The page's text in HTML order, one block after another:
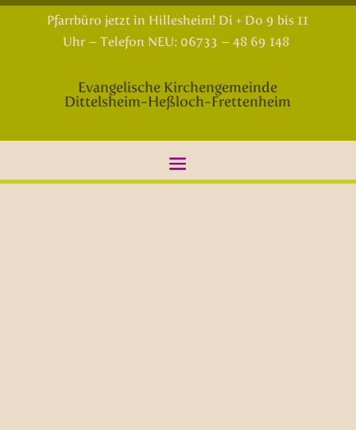
Pfarrbüro jetzt in Hillesheim! Di + Do 9 bis 11
Uhr – Telefon NEU: 06733 – 48 69 148
Evangelische Kirchengemeinde
Dittelsheim-Heßloch-Frettenheim